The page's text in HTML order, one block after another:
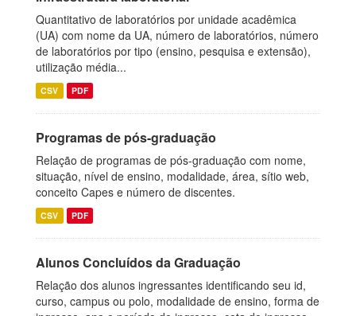
Quantitativo de laboratórios por unidade acadêmica
(UA) com nome da UA, número de laboratórios, número
de laboratórios por tipo (ensino, pesquisa e extensão),
utilização média...
CSV PDF
Programas de pós-graduação
Relação de programas de pós-graduação com nome,
situação, nível de ensino, modalidade, área, sítio web,
conceito Capes e número de discentes.
CSV PDF
Alunos Concluídos da Graduação
Relação dos alunos ingressantes identificando seu id,
curso, campus ou polo, modalidade de ensino, forma de